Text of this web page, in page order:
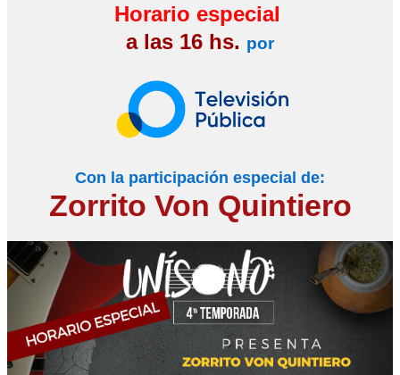
Horario especial
a las 16 hs. por
Con la participación especial de:
Zorrito Von Quintiero